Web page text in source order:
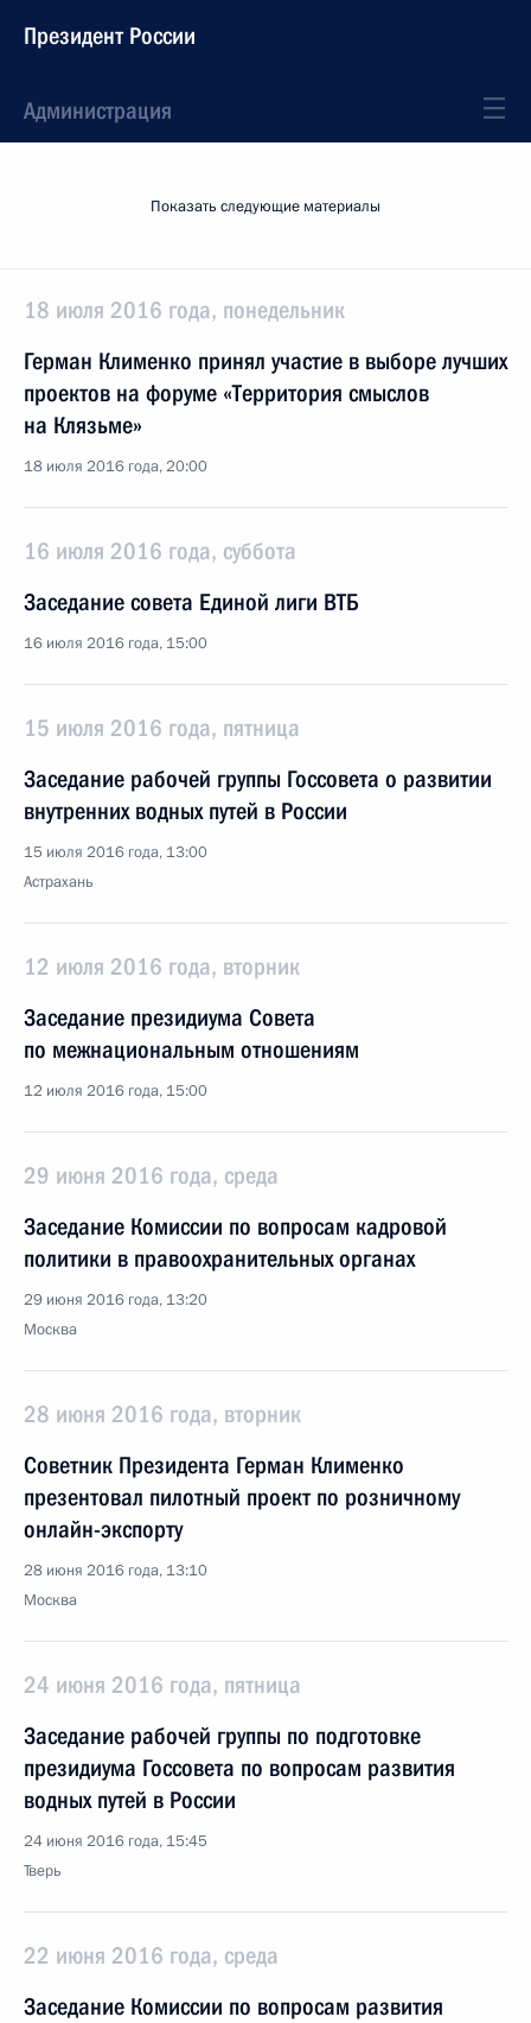
Президент России
Администрация
Показать следующие материалы
18 июля 2016 года, понедельник
Герман Клименко принял участие в выборе лучших
проектов на форуме «Территория смыслов
на Клязьме»
18 июля 2016 года, 20:00
16 июля 2016 года, суббота
Заседание совета Единой лиги ВТБ
16 июля 2016 года, 15:00
15 июля 2016 года, пятница
Заседание рабочей группы Госсовета о развитии
внутренних водных путей в России
15 июля 2016 года, 13:00
Астрахань
12 июля 2016 года, вторник
Заседание президиума Совета
по межнациональным отношениям
12 июля 2016 года, 15:00
29 июня 2016 года, среда
Заседание Комиссии по вопросам кадровой
политики в правоохранительных органах
29 июня 2016 года, 13:20
Москва
28 июня 2016 года, вторник
Советник Президента Герман Клименко
презентовал пилотный проект по розничному
онлайн-экспорту
28 июня 2016 года, 13:10
Москва
24 июня 2016 года, пятница
Заседание рабочей группы по подготовке
президиума Госсовета по вопросам развития
водных путей в России
24 июня 2016 года, 15:45
Тверь
22 июня 2016 года, среда
Заседание Комиссии по вопросам развития